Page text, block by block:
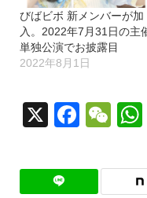
びばビボ 新メンバーが加
入。2022年7月31日の主
単独公演でお披露目
2022年8月1日
X